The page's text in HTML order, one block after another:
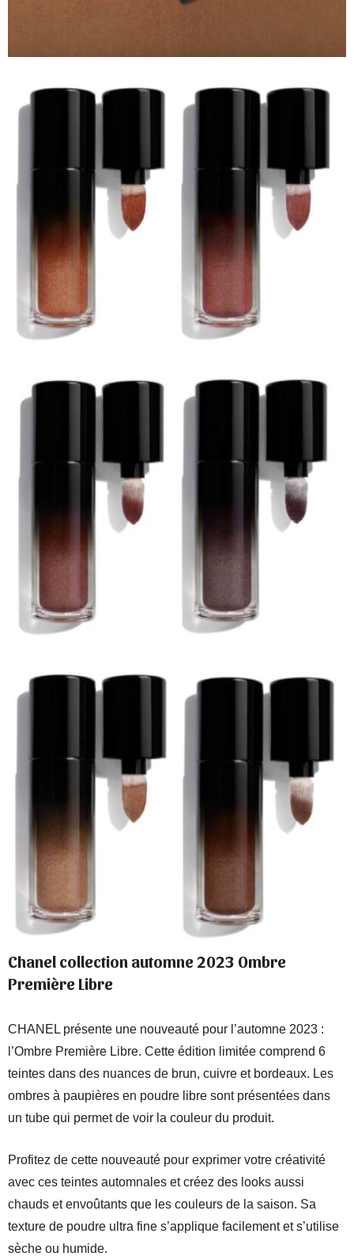
Chanel collection automne 2023 Ombre
Première Libre
CHANEL présente une nouveauté pour l’automne 2023 :
l’Ombre Première Libre. Cette édition limitée comprend 6
teintes dans des nuances de brun, cuivre et bordeaux. Les
ombres à paupières en poudre libre sont présentées dans
un tube qui permet de voir la couleur du produit.
Profitez de cette nouveauté pour exprimer votre créativité
avec ces teintes automnales et créez des looks aussi
chauds et envoûtants que les couleurs de la saison. Sa
texture de poudre ultra fine s’applique facilement et s’utilise
sèche ou humide.